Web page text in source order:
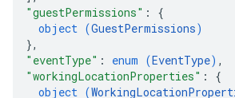
"guestPermissions" : {
object (GuestPermissions)
},
"eventType" : enum (EventType) ,
"workingLocationProperties" : {
object (